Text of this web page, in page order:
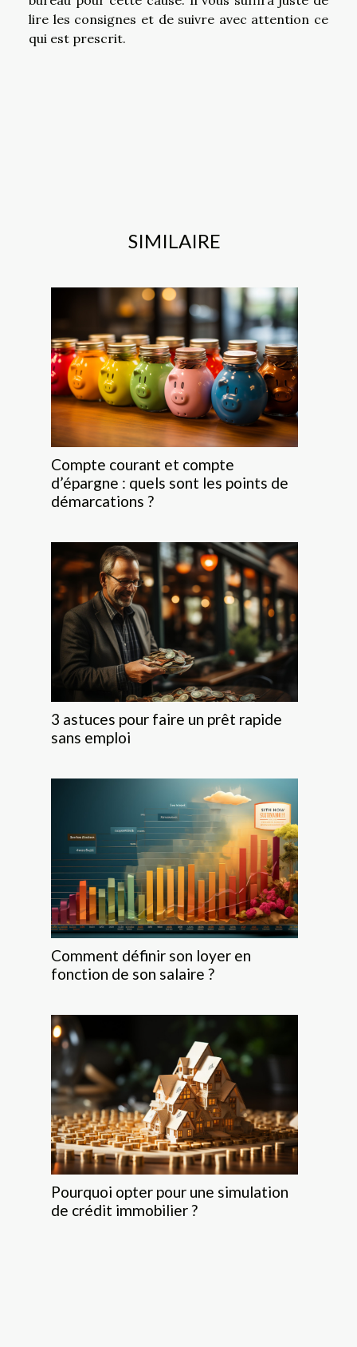
lire les consignes et de suivre avec attention ce
qui est prescrit.
SIMILAIRE
Compte courant et compte
d’épargne : quels sont les points de
démarcations ?
3 astuces pour faire un prêt rapide
sans emploi
Comment définir son loyer en
fonction de son salaire ?
Pourquoi opter pour une simulation
de crédit immobilier ?